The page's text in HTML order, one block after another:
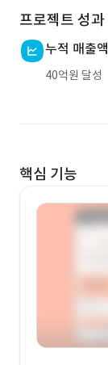
프로젝트 성과
누적 매출액
40억원 달성
핵심 기능